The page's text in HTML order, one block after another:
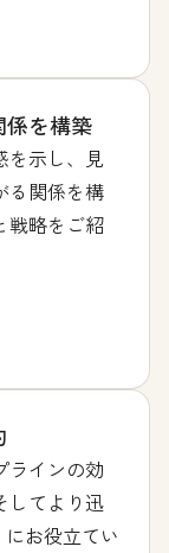
係を構築
を示し、見
る関係を構
戦略をご紹
ラインの効
してより迅
お役立てい